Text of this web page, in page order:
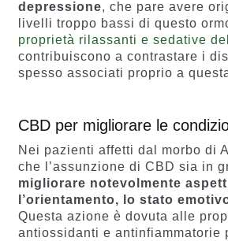
depressione, che pare avere
livelli troppo bassi di questo
proprietà rilassanti e sedative
contribuiscono a contrastare i
spesso associati proprio a
CBD per migliorare le
Nei pazienti affetti dal morbo di
che l’assunzione di CBD sia in
migliorare notevolmente
l’orientamento, lo stato
Questa azione è dovuta alle
antiossidanti e antinfiammatorie